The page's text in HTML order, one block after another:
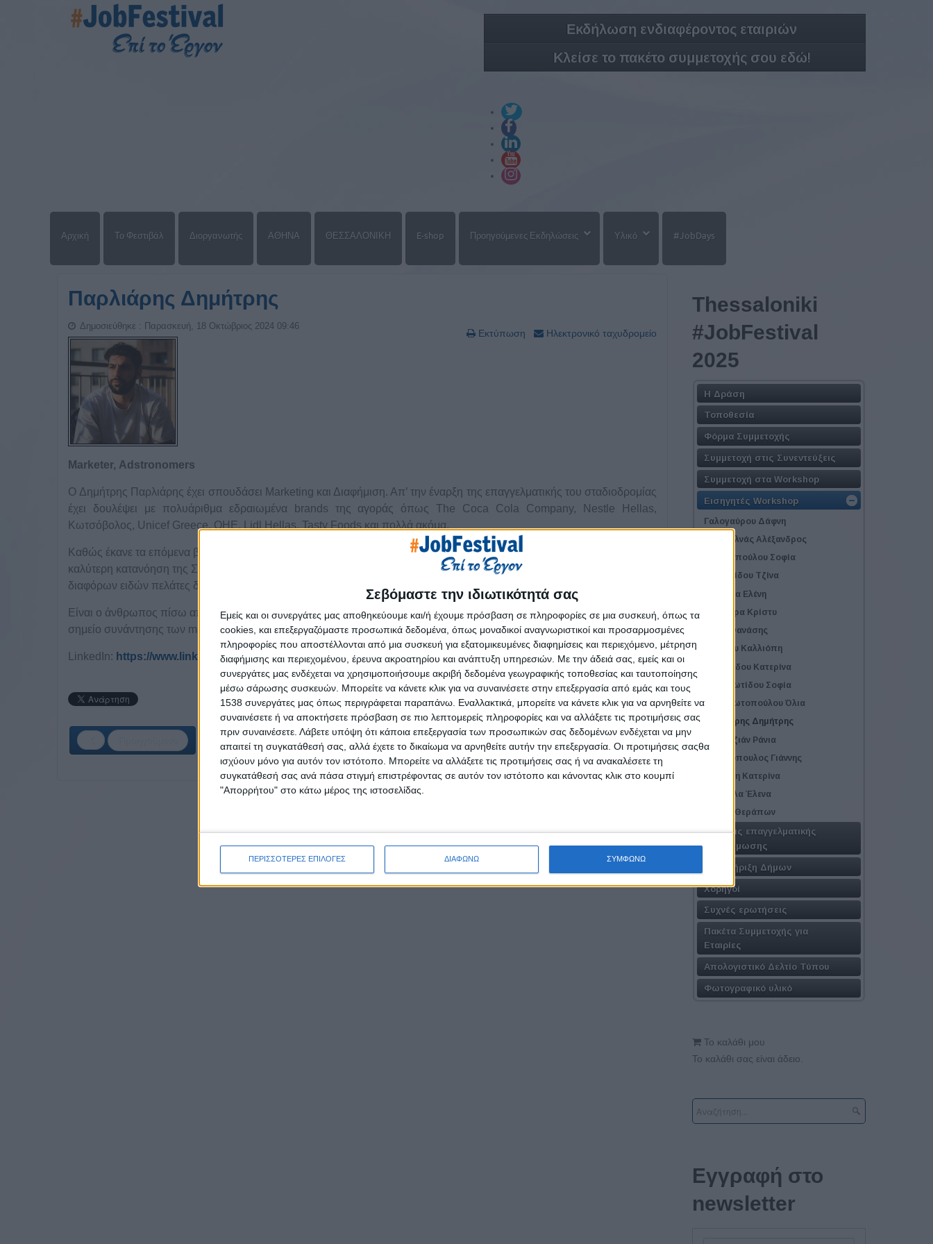
Σεβόμαστε την ιδιωτικότητά σας
Εμείς και οι συνεργάτες μας αποθηκεύουμε και/ή έχουμε πρόσβαση σε πληροφορίες σε μια συσκευή, όπως τα
cookies, και επεξεργαζόμαστε προσωπικά δεδομένα, όπως μοναδικοί αναγνωριστικοί και προσαρμοσμένες
πληροφορίες που αποστέλλονται από μια συσκευή για εξατομικευμένες διαφημίσεις και περιεχόμενο, μέτρηση
διαφήμισης και περιεχομένου, έρευνα ακροατηρίου και ανάπτυξη υπηρεσιών. Με την άδειά σας, εμείς και οι
συνεργάτες μας ενδέχεται να χρησιμοποιήσουμε ακριβή δεδομένα γεωγραφικής τοποθεσίας και ταυτοποίησης
μέσω σάρωσης συσκευών. Μπορείτε να κάνετε κλικ για να συναινέσετε στην επεξεργασία από εμάς και τους
1538 συνεργάτες μας όπως περιγράφεται παραπάνω. Εναλλακτικά, μπορείτε να κάνετε κλικ για να αρνηθείτε να
συναινέσετε ή να αποκτήσετε πρόσβαση σε πιο λεπτομερείς πληροφορίες και να αλλάξετε τις προτιμήσεις σας
πριν συναινέσετε. Λάβετε υπόψη ότι κάποια επεξεργασία των προσωπικών σας δεδομένων ενδέχεται να μην
απαιτεί τη συγκατάθεσή σας, αλλά έχετε το δικαίωμα να αρνηθείτε αυτήν την επεξεργασία. Οι προτιμήσεις σαςθα
ισχύουν μόνο για αυτόν τον ιστότοπο. Μπορείτε να αλλάξετε τις προτιμήσεις σας ή να ανακαλέσετε τη
συγκατάθεσή σας ανά πάσα στιγμή επιστρέφοντας σε αυτόν τον ιστότοπο και κάνοντας κλικ στο κουμπί
"Απορρήτου" στο κάτω μέρος της ιστοσελίδας.
ΠΕΡΙΣΣΟΤΕΡΕΣ ΕΠΙΛΟΓΕΣ ΔΙΑΦΩΝΩ ΣΥΜΦΩΝΩ
Εκδήλωση ενδιαφέροντος εταιριών
Κλείσε το πακέτο συμμετοχής σου εδώ!
Αρχική Το Φεστιβάλ Διοργανωτής ΑΘΗΝΑ ΘΕΣΣΑΛΟΝΙΚΗ E-shop Προηγούμενες Εκδηλώσεις Υλικό #JobDays
Παρλιάρης Δημήτρης
Εκτύπωση Ηλεκτρονικό ταχυδρομείο
Δημοσιεύθηκε : Παρασκευή, 18 Οκτώβριος 2024 09:46
Marketer, Adstronomers
O Δημήτρης Παρλιάρης έχει σπουδάσει Marketing και Διαφήμιση. Απ’ την έναρξη της επαγγελματικής του σταδιοδρομίας
έχει δουλέψει με πολυάριθμα εδραιωμένα brands της αγοράς όπως The Coca Cola Company, Nestle Hellas,
Κωτσόβολος, Unicef Greece, ΟΗΕ, Lidl Hellas, Tasty Foods και πολλά ακόμα.
Καθώς έκανε τα επόμενα βήματα της καριέρας του εστίασε περισσότερο στην Στρατηγική Επικοινωνίας και στην
καλύτερη κατανόηση της Συμπεριφοράς των Καταναλωτών ενώ μαζί με την ομάδα του έχει δημιουργήσει καμπάνιες για
διαφόρων ειδών πελάτες διαφορετικών industries.
Είναι ο άνθρωπος πίσω απ’ το creative agency Adstronomers και την εκπομπή marketBEers που φιλοδοξεί να γίνει το
σημείο συνάντησης των marketing leaders και να πυροδοτήσει ουσιαστικές συζητήσεις.
LinkedIn: https://www.linkedin.com/in/parliaris
Επόμενο
Thessaloniki
#JobFestival
2025
Η Δράση
Τοποθεσία
Φόρμα Συμμετοχής
Συμμετοχή στις Συνεντεύξεις
Συμμετοχή στα Workshop
Εισηγητές Workshop
Γαλογαύρου Δάφνη
Γκαγκαλνάς Αλέξανδρος
Δαυιδοπούλου Σοφία
Θεοφιλίδου Τζίνα
Κολλήγα Ελένη
Κωστάρα Κρίστυ
Λέλες Θανάσης
Μόσχου Καλλιόπη
Ομουρίδου Κατερίνα
Παναγιωτίδου Σοφία
Παναγιωτοπούλου Όλια
Παρλιάρης Δημήτρης
Σεμερτζιάν Ράνια
Τζαβλόπουλος Γιάννης
Τριγώνη Κατερίνα
Τσίτσελα Έλενα
Φάκας Θεράπων
Δράσεις επαγγελματικής
ενδυνάμωσης
Υποστήριξη Δήμων
Χορηγοί
Συχνές ερωτήσεις
Πακέτα Συμμετοχής για
Εταιρίες
Απολογιστικό Δελτίο Τύπου
Φωτογραφικό υλικό
Το καλάθι μου
Το καλάθι σας είναι άδειο.
Εγγραφή στο
newsletter